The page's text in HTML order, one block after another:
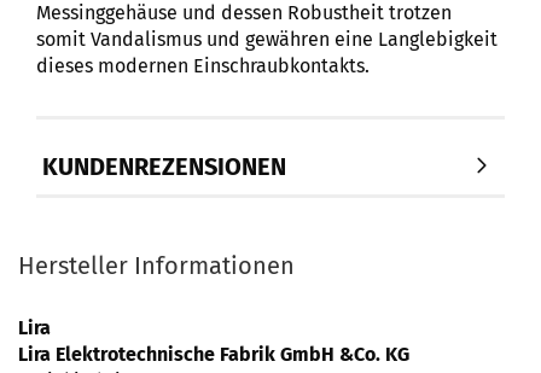
Messinggehäuse und dessen Robustheit trotzen
somit Vandalismus und gewähren eine Langlebigkeit
dieses modernen Einschraubkontakts.
KUNDENREZENSIONEN
Hersteller Informationen
Lira
Lira Elektrotechnische Fabrik GmbH &Co. KG